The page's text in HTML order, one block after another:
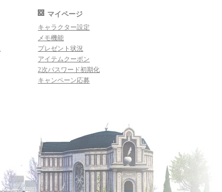
マイページ
キャラクター設定
メモ機能
プレゼント状況
アイテムクーポン
2次パスワード初期化
キャンペーン応募